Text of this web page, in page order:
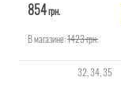
854грн.
В магазине:1423грн.
32 34 35